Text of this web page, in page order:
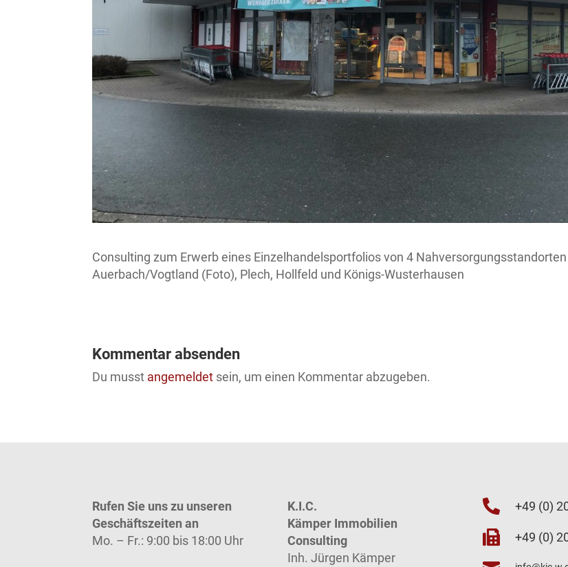
Consulting zum Erwerb eines Einzelhandelsportfolios von 4 Nahversorgungsstandorten
Auerbach/Vogtland (Foto), Plech, Hollfeld und Königs-Wusterhausen
Kommentar absenden
Du musst angemeldet sein, um einen Kommentar abzugeben.
Rufen Sie uns zu unseren
Geschäftszeiten an
Mo. – Fr.: 9:00 bis 18:00 Uhr
K.I.C.
Kämper Immobilien
Consulting
Inh. Jürgen Kämper
 +49 (0)
 +49 (0)